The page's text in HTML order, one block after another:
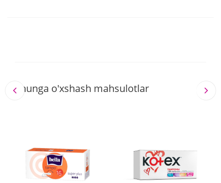
Shunga o'xshash mahsulotlar